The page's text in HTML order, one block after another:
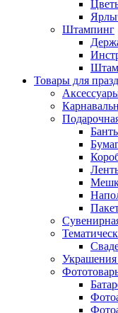
Штампинг
Товары для
Украшения